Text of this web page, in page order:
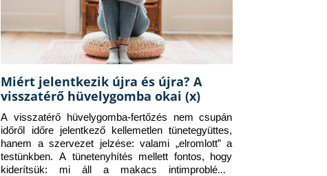
Miért jelentkezik újra és újra? A
visszatérő hüvelygomba okai (x)
A visszatérő hüvelygomba-fertőzés nem csupán
időről időre jelentkező kellemetlen tünetegyüttes,
hanem a szervezet jelzése: valami „elromlott” a
testünkben. A tünetenyhítés mellett fontos, hogy
kiderítsük: mi áll a makacs intimprobléma